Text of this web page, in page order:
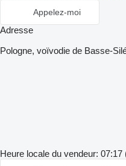
Appelez-moi
Adresse
Pologne, voïvodie de Basse-
Heure locale du vendeur: 07:17